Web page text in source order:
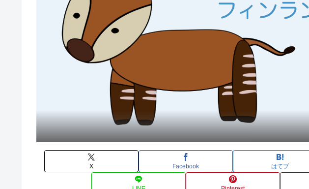
X Facebook はてブ